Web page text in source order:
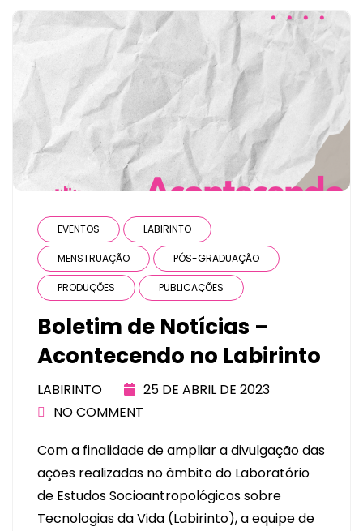
EVENTOS LABIRINTO
MENSTRUAÇÃO PÓS-GRADUAÇÃO
PRODUÇÕES PUBLICAÇÕES
Boletim de Notícias –
Acontecendo no Labirinto
LABIRINTO
25 DE ABRIL DE 2023
NO COMMENT
Com a finalidade de ampliar a divulgação das
ações realizadas no âmbito do Laboratório
de Estudos Socioantropológicos sobre
Tecnologias da Vida (Labirinto), a equipe de